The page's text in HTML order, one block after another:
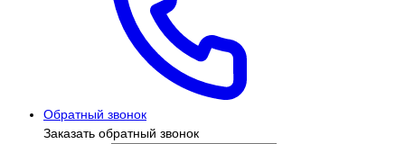
Обратный звонок
Заказать обратный звонок